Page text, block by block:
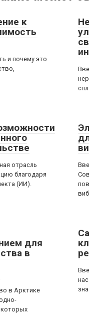
к
и почему это
отрасль
благодаря
(ИИ).
для
в
в Арктике